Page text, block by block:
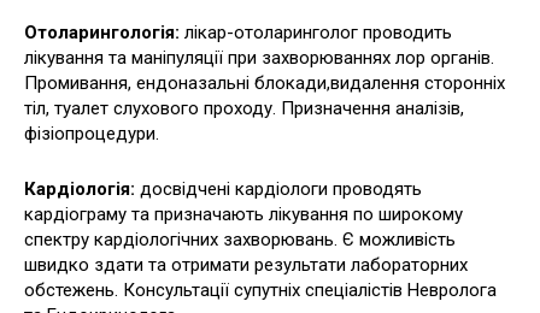
Отоларингологія: лікар-отоларинголог проводить
лікування та маніпуляції при захворюваннях лор органів.
Промивання, ендоназальні блокади,видалення сторонніх
тіл, туалет слухового проходу. Призначення аналізів,
фізіопроцедури.
Кардіологія: досвідчені кардіологи проводять
кардіограму та призначають лікування по широкому
спектру кардіологічних захворювань. Є можливість
швидко здати та отримати результати лабораторних
обстежень. Консультації супутніх спеціалістів Невролога